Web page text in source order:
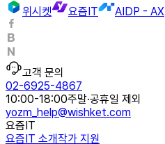
위시켓
요즘IT AIDP - AX
고객 문의
02-6925-4867
10:00-18:00주말·공휴일 제외
yozm_help@wishket.com
요즘IT
요즘IT 소개작가 지원